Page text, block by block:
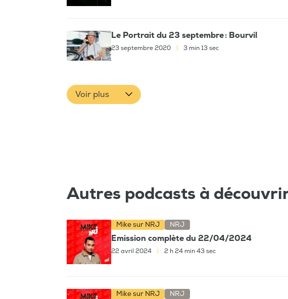
Le Portrait du 23 septembre : Bourvil
23 septembre 2020 | 3 min 13 sec
Voir plus
Autres podcasts à
Mike sur NRJ NRJ
Emission complète du 22/04/2024
22 avril 2024 2 h 24 min 43 sec
Mike sur NRJ NRJ